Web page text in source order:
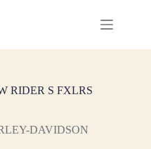
RIDER S FXLRS
DAVIDSON